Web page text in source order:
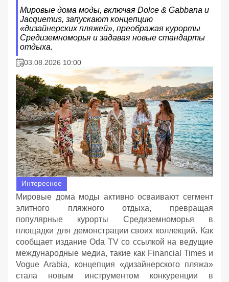
Мировые дома моды, включая Dolce & Gabbana и
Jacquemus, запускают концепцию
«дизайнерских пляжей», преображая курорты
Средиземноморья и задавая новые стандарты
отдыха.
03.08.2026 10:00
Интересное
Мировые дома моды активно осваивают сегмент
элитного пляжного отдыха, превращая
популярные курорты Средиземноморья в
площадки для демонстрации своих коллекций. Как
сообщает издание Oda TV со ссылкой на ведущие
международные медиа, такие как Financial Times и
Vogue Arabia, концепция «дизайнерского пляжа»
стала новым инструментом конкуренции в